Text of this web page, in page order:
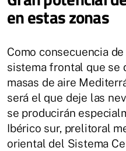
en estas zonas
Como consecuencia
sistema frontal que se
masas de aire
será el que deje las
se producirán
Ibérico sur, prelitoral
oriental del Sistema